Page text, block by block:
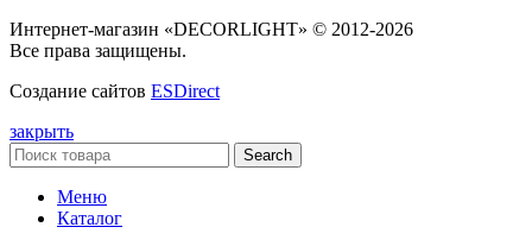
Интернет-магазин «DECORLIGHT» © 2012-2026
Все права защищены.
Создание сайтов ESDirect
закрыть
Search
Меню
Каталог